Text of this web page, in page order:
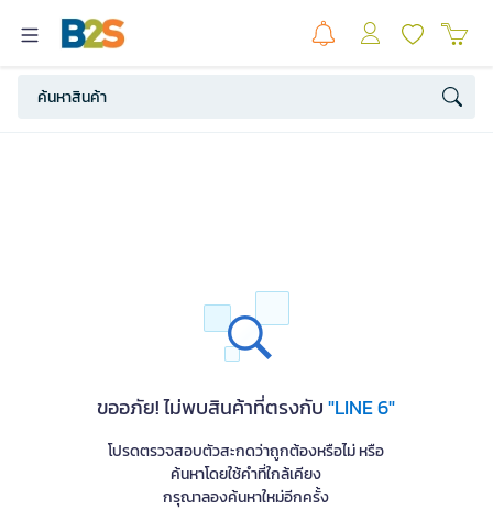
ขออภัย! ไม่พบสินค้าที่ตรงกับ"LINE 6"
โปรดตรวจสอบตัวสะกดว่าถูกต้องหรือไม่ หรือ
ค้นหาโดยใช้คำที่ใกล้เคียง
กรุณาลองค้นหาใหม่อีกครั้ง